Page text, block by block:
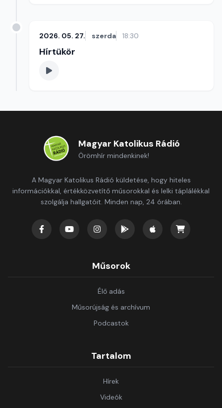
2026. 05. 27. szerda 18:30
Hírtükör
Magyar Katolikus Rádió
Örömhír mindenkinek!
A Magyar Katolikus Rádió küldetése, hogy hiteles
információkkal, értékközvetítő műsorokkal és lelki táplálékkal
szolgálja hallgatóit. Minden nap, 24 órában.
Műsorok
Élő adás
Műsorújság és archívum
Podcastok
Tartalom
Hírek
Videók